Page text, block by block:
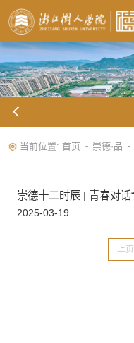
当前位置:首页 - 崇德·品 -
2025-03-19
上页